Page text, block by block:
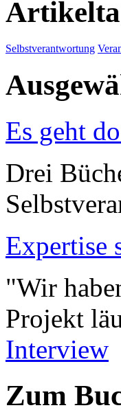
Selbstverantwortung
Es geht
Drei
Expertise
"Wir
Projekt
Interview
Zum